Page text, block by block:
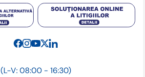
(L-V: 08:00 - 16:30)